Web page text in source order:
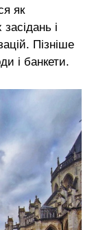
як
і
Пізніше
і банкети.